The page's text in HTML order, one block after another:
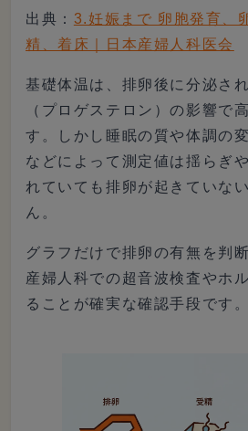
出典： 3.妊娠まで 卵胞発育、
精、着床｜日本産婦人科医会
基礎体温は、排卵後に分泌さ
（プロゲステロン）の影響で
す。しかし睡眠の質や体調の
などによって測定値は揺らぎ
れていても排卵が起きていな
ん。
グラフだけで排卵の有無を判
産婦人科での超音波検査やホ
ることが確実な確認手段です。